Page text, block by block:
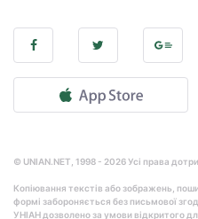
© UNIAN.NET, 1998 - 2026 Усі права
Копіювання текстів або зображень,
формі забороняється без письмової
УНІАН дозволено за умови відкритого